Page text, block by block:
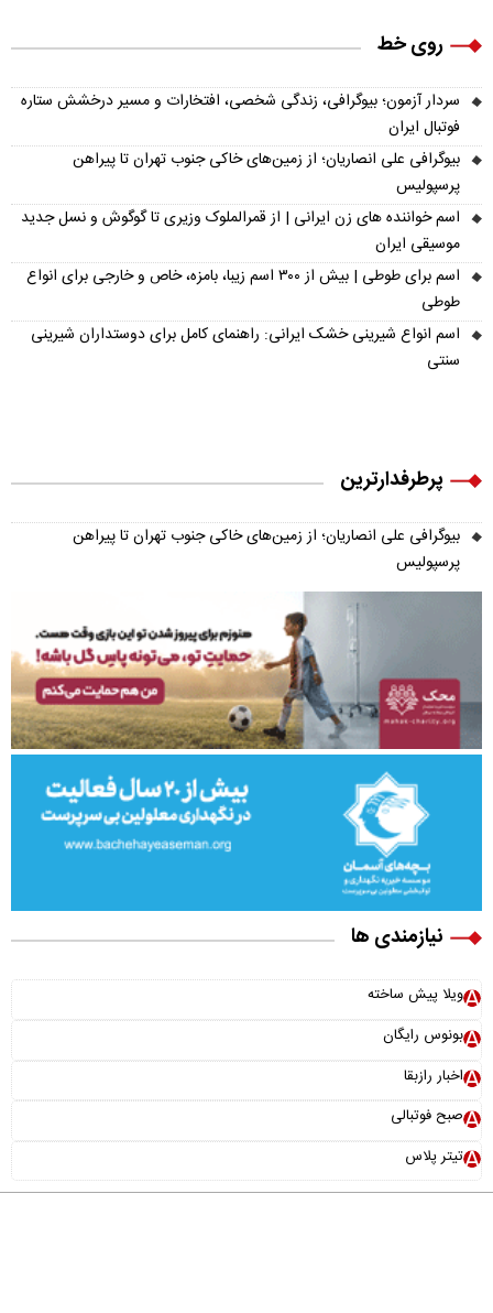
روی خط
سردار آزمون؛ بیوگرافی، زندگی شخصی، افتخارات و مسیر درخشش ستاره
فوتبال ایران
بیوگرافی علی انصاریان؛ از زمین‌های خاکی جنوب تهران تا پیراهن
پرسپولیس
اسم خواننده های زن ایرانی | از قمرالملوک وزیری تا گوگوش و نسل جدید
موسیقی ایران
اسم برای طوطی | بیش از ۳۰۰ اسم زیبا، بامزه، خاص و خارجی برای انواع
طوطی
اسم انواع شیرینی خشک ایرانی: راهنمای کامل برای دوستداران شیرینی
سنتی
پرطرفدارترین
بیوگرافی علی انصاریان؛ از زمین‌های خاکی جنوب تهران تا پیراهن
پرسپولیس
نیازمندی ها
ویلا پیش ساخته
بونوس رایگان
اخبار رازبقا
صبح فوتبالی
تیتر پلاس